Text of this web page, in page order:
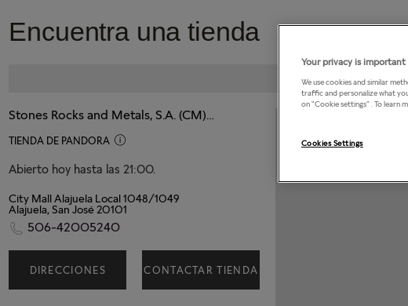
Encuentra una tienda
Stones Rocks and Metals, S.A. (CM)/ City Mall
TIENDA DE PANDORA
Abierto hoy hasta las 21:00.
City Mall Alajuela Local 1048/1049
Alajuela, San José 20101
506-42005240
DIRECCIONES CONTACTAR TIENDA
Your privacy is important
We use cookies and similar
traffic and personalize what
on "Cookie settings" . To learn
Cookies Settings